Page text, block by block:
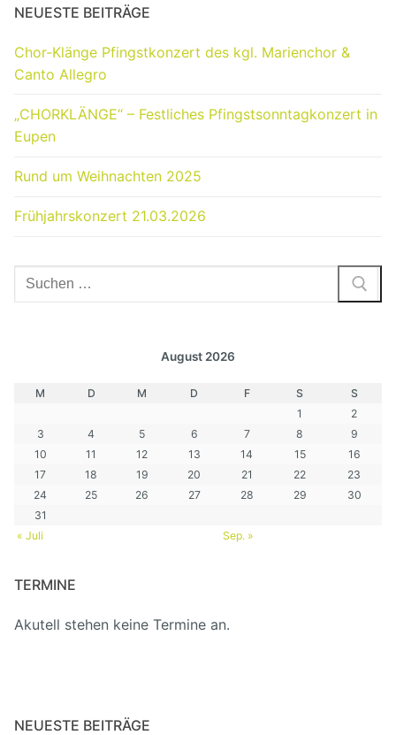
NEUESTE BEITRÄGE
Chor-Klänge Pfingstkonzert des kgl. Marienchor &
Canto Allegro
„CHORKLÄNGE“ – Festliches Pfingstsonntagkonzert in
Eupen
Rund um Weihnachten 2025
Frühjahrskonzert 21.03.2026
Suchen
nach:
August 2026
M D M D F S
S
1
2
3
4 5 6 7 8
9
10
11 12 13 14 15
16
17
18 19 20 21 22
23
24
25 26 27 28 29
30
31
« Juli
Sep. »
TERMINE
Akutell stehen keine Termine an.
NEUESTE BEITRÄGE